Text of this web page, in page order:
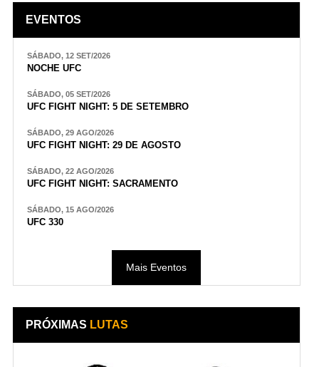
EVENTOS
SÁBADO, 12 SET/2026
NOCHE UFC
SÁBADO, 05 SET/2026
UFC FIGHT NIGHT: 5 DE SETEMBRO
SÁBADO, 29 AGO/2026
UFC FIGHT NIGHT: 29 DE AGOSTO
SÁBADO, 22 AGO/2026
UFC FIGHT NIGHT: SACRAMENTO
SÁBADO, 15 AGO/2026
UFC 330
Mais Eventos
PRÓXIMAS LUTAS